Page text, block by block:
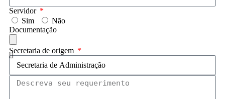
Servidor
Sim
Não
Documentação
Secretaria de origem